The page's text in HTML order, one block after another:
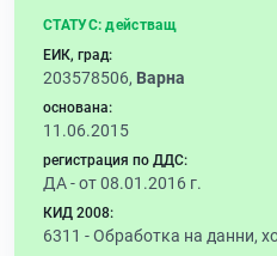
СТАТУС: действащ
ЕИК, град:
203578506, Варна
основана:
11.06.2015
регистрация по ДДС:
ДА - от 08.01.2016 г.
КИД 2008:
6311 -Обработка на данни,